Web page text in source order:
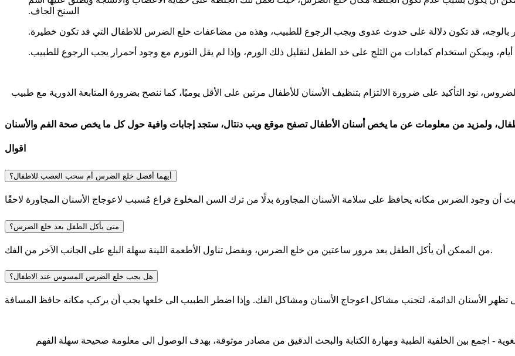
السنخ الجاف.
بالوجه، قد تكون دلالة على حدوث عدوى ويجب الرجوع للطبيب، وهذه من مضاعفات خلع الضرس للاطفال التي قد تكون خطيرة.
ويمكن استخدام كمادات من الثلج على خد الطفل لتقليل ذلك الورم، وإذا لم يقل التورم مع وجود أحمرار يجب الرجوع للطبيب.
نود التأكيد على ضرورة الالتزام بتنظيف الأسنان للأطفال مرتين على الأقل يوميًا، كما ننصح بضرورة المتابعة الدورية مع طبيب
اقوال
أيهما أفضل خلع الضرس أم سحب العصب للاطفال؟
متى يأكل الطفل بعد خلع الضرس؟
من الممكن أن يأكل الطفل بعد مرور ساعتين من خلع الضرس، ويفضل تناول الأطعمة اللينة سهلة البلع على الجانب الاَخر من الفك.
هل يجب خلع الضرس المسوس عند الاطفال؟
- اجمع بين الخلفية الطبية ومهارة الكتابة والبحث الدقيق من مصادر موثوقة، بهدف الوصول الى معلومة صحيحة سهلة الفهم